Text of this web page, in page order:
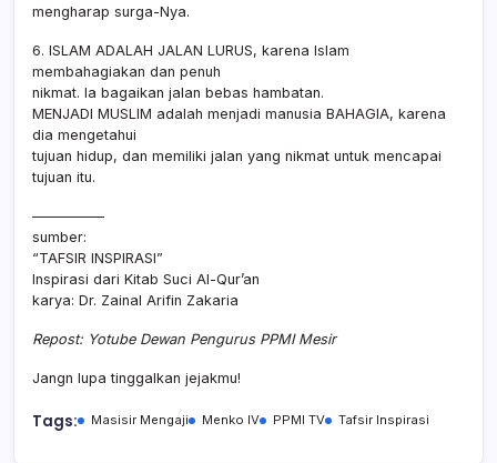
mengharap surga-Nya.
6. ISLAM ADALAH JALAN LURUS, karena Islam
membahagiakan dan penuh
nikmat. Ia bagaikan jalan bebas hambatan.
MENJADI MUSLIM adalah menjadi manusia BAHAGIA, karena
dia mengetahui
tujuan hidup, dan memiliki jalan yang nikmat untuk mencapai
tujuan itu.
—————
sumber:
“TAFSIR INSPIRASI”
Inspirasi dari Kitab Suci Al-Qur’an
karya: Dr. Zainal Arifin Zakaria
Repost: Yotube Dewan Pengurus PPMI Mesir
Jangn lupa tinggalkan jejakmu!
Tags: Masisir Mengaji Menko IV PPMI TV Tafsir Inspirasi